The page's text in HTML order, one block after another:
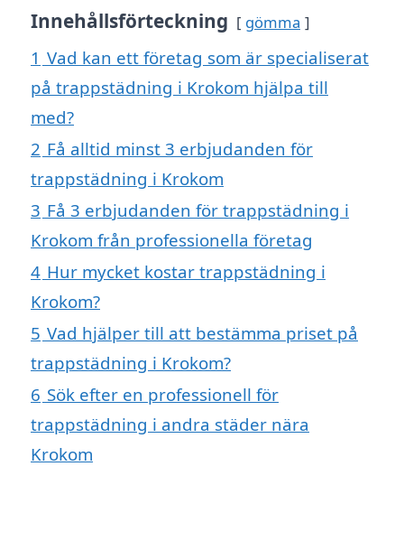
Innehållsförteckning gömma
1 Vad kan ett företag som är specialiserat
på trappstädning i Krokom hjälpa till
med?
2 Få alltid minst 3 erbjudanden för
trappstädning i Krokom
3 Få 3 erbjudanden för trappstädning i
Krokom från professionella företag
4 Hur mycket kostar trappstädning i
Krokom?
5 Vad hjälper till att bestämma priset på
trappstädning i Krokom?
6 Sök efter en professionell för
trappstädning i andra städer nära
Krokom